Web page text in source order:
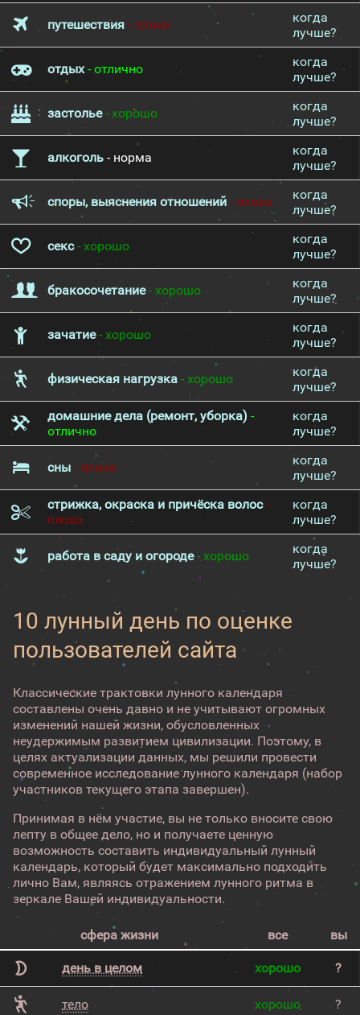
путешествия - плохо
когда
лучше?
отдых- отлично
когда
лучше?
застолье- хорошо
когда
лучше?
алкоголь - норма
когда
лучше?
споры, выяснения отношений - плохо
когда
лучше?
секс- хорошо
когда
лучше?
бракосочетание- хорошо
когда
лучше?
зачатие- хорошо
когда
лучше?
физическая нагрузка - хорошо
когда
лучше?
домашние дела (ремонт, уборка) -
отлично
когда
лучше?
сны - плохо
когда
лучше?
стрижка, окраска и причёска волос-
плохо
когда
лучше?
работа в саду и огороде- хорошо
когда
лучше?
10 лунный день по оценке
пользователей сайта
Классические трактовки лунного календаря
составлены очень давно и не учитывают огромных
изменений нашей жизни, обусловленных
неудержимым развитием цивилизации. Поэтому, в
целях актуализации данных, мы решили провести
современное исследование лунного календаря (набор
участников текущего этапа завершен).
Принимая в нём участие, вы не только вносите свою
лепту в общее дело, но и получаете ценную
возможность составить индивидуальный лунный
календарь, который будет максимально подходить
лично Вам, являясь отражением лунного ритма в
зеркале Вашей индивидуальности.
сфера жизни все вы
день в целом хорошо ?
тело хорошо ?